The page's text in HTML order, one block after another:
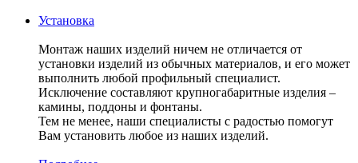
Установка
Монтаж наших изделий ничем не отличается от
установки изделий из обычных материалов, и его может
выполнить любой профильный специалист.
Исключение составляют крупногабаритные изделия –
камины, поддоны и фонтаны.
Тем не менее, наши специалисты с радостью помогут
Вам установить любое из наших изделий.